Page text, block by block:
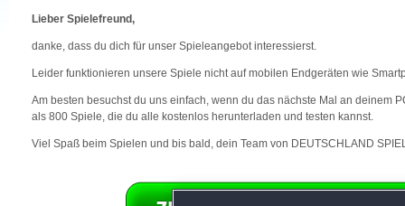
Lieber Spielefreund,
danke, dass du dich für unser Spieleangebot interessierst.
Leider funktionieren unsere Spiele nicht auf mobilen Endgeräten wie
Am besten besuchst du uns einfach, wenn du das nächste Mal an deinem
als 800 Spiele, die du alle kostenlos herunterladen und testen kannst.
Viel Spaß beim Spielen und bis bald, dein Team von DEUTSCHLAND